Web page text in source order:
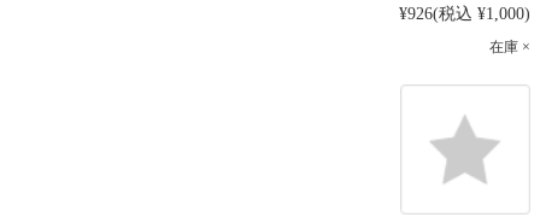
¥926(税込 ¥1,000)
在庫 ×